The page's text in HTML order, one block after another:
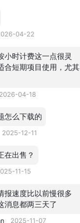
04-22
小时计费这一点很灵
合短期项目使用，尤其
2026-04-18
怎么下载的
2025-12-11
在出售？
11-15
报速度比以前慢很多
消息都两三天了
2025-11-07